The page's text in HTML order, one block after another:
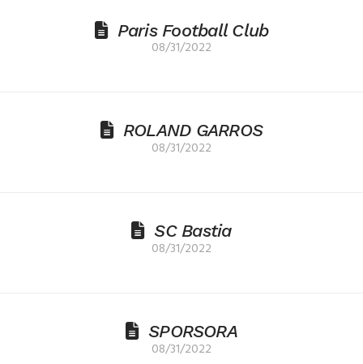
Paris Football Club
08/31/2022
ROLAND GARROS
08/31/2022
SC Bastia
08/31/2022
SPORSORA
08/31/2022